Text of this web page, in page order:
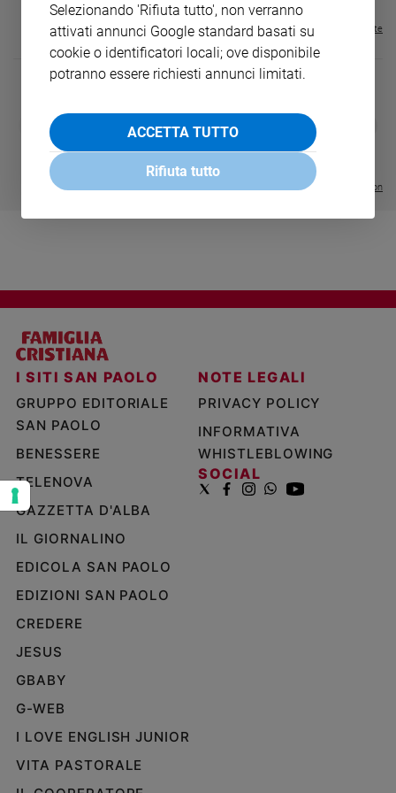
streaming
Musica
e
Nonni
Coppia
e
giovani
Adolescenza
Bioetica
Foto
Podcast
Visualizza tutte le riviste
LE GRANDI BASILICHE ITALIANE
- VOL DA 1 AL 5
€ 64,50
€ 8,90
- € 8,90
Visualizza tutte le collection
I SITI SAN PAOLO
GRUPPO EDITORIALE
SAN PAOLO
BENESSERE
TELENOVA
GAZZETTA D'ALBA
IL GIORNALINO
EDICOLA SAN PAOLO
EDIZIONI SAN PAOLO
CREDERE
JESUS
GBABY
G-WEB
I LOVE ENGLISH JUNIOR
VITA PASTORALE
NOTE LEGALI
PRIVACY POLICY
INFORMATIVA
WHISTLEBLOWING
SOCIAL
Selezionando 'Rifiuta tutto', non verranno
attivati annunci Google standard basati su
cookie o identificatori locali; ove disponibile
potranno essere richiesti annunci limitati.
ACCETTA TUTTO
Rifiuta tutto